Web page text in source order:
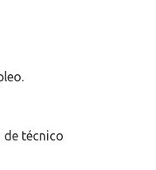
de técnico